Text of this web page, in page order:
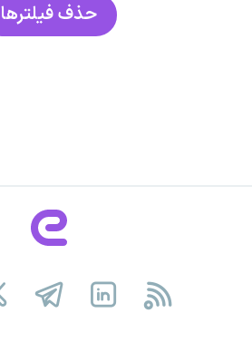
حذف فیلتر‌ها